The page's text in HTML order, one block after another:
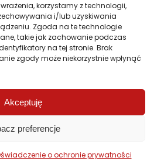
korzystamy z technologii,
i/lub uzyskiwania
Zgoda na te technologie
takie jak zachowanie podczas
na tej stronie. Brak
zgody może niekorzystnie wpłynąć
Akceptuję
preferencje
o ochronie prywatności
by Foxstudio.eu
góry